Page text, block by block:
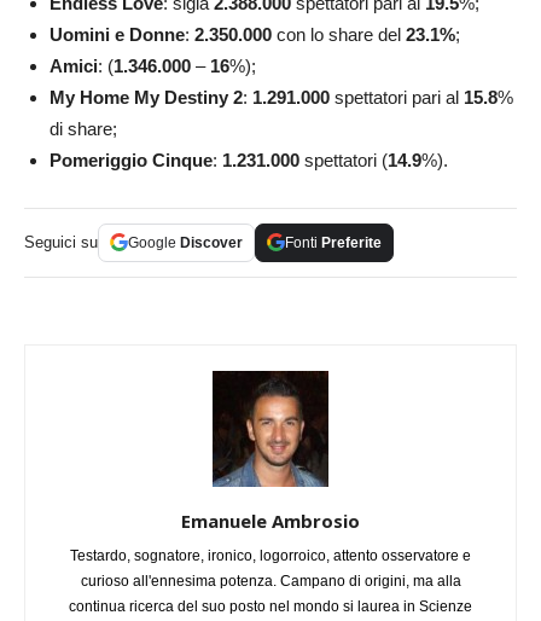
Uomini e Donne: 2.350.000 con lo share del 23.1%;
Amici: (1.346.000 – 16%);
My Home My Destiny 2: 1.291.000 spettatori pari al 15.8%
di share;
Pomeriggio Cinque: 1.231.000 spettatori (14.9%).
Seguici su Google Discover Fonti Preferite
Emanuele Ambrosio
Testardo, sognatore, ironico, logorroico, attento osservatore e
curioso all'ennesima potenza. Campano di origini, ma alla
continua ricerca del suo posto nel mondo si laurea in Scienze